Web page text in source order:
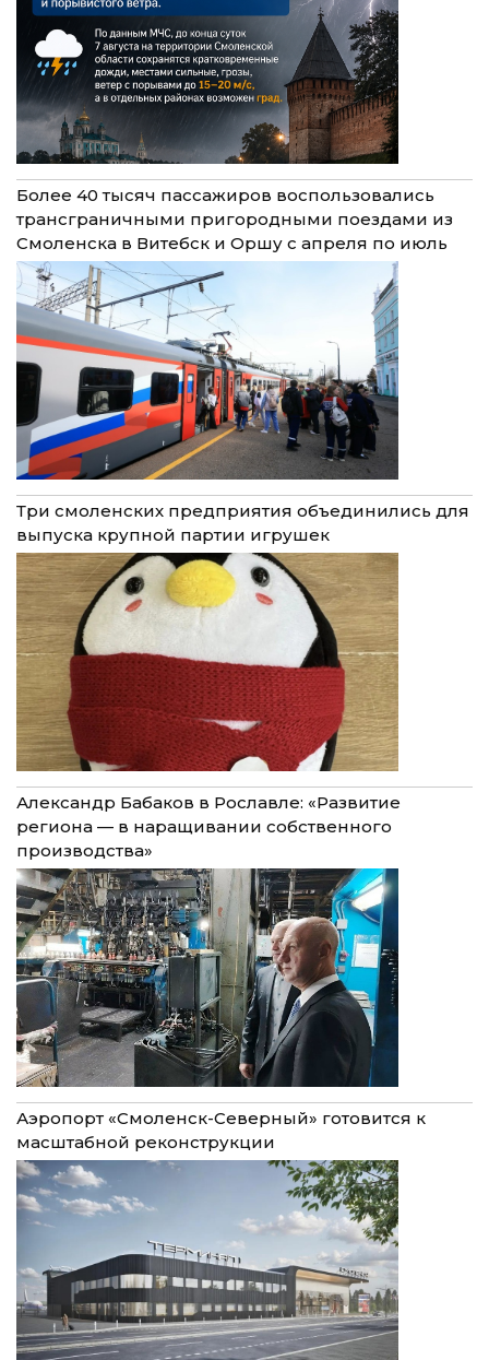
Более 40 тысяч пассажиров воспользовались
трансграничными пригородными поездами из
Смоленска в Витебск и Оршу с апреля по июль
Три смоленских предприятия объединились для
выпуска крупной партии игрушек
Александр Бабаков в Рославле: «Развитие
региона — в наращивании собственного
производства»
Аэропорт «Смоленск-Северный» готовится к
масштабной реконструкции